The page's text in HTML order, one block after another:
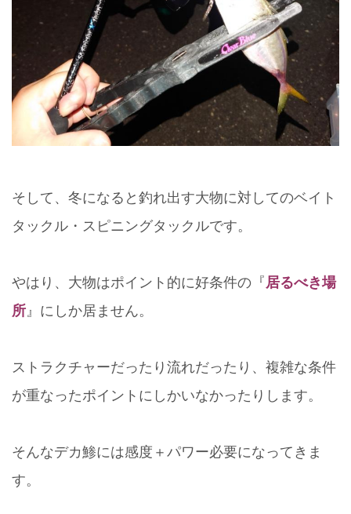
そして、冬になると釣れ出す大物に対してのベイト
タックル・スピニングタックルです。
やはり、大物はポイント的に好条件の『居るべき場
所』にしか居ません。
ストラクチャーだったり流れだったり、複雑な条件
が重なったポイントにしかいなかったりします。
そんなデカ鯵には感度＋パワー必要になってきま
す。